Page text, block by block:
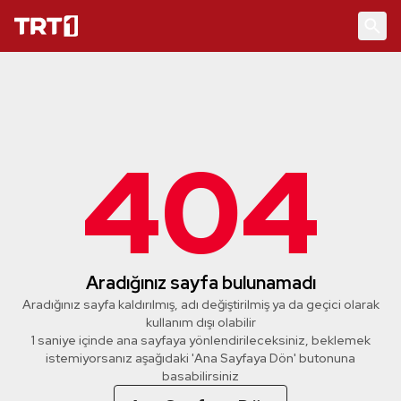
404
Aradığınız sayfa bulunamadı
Aradığınız sayfa kaldırılmış, adı değiştirilmiş ya da geçici olarak
kullanım dışı olabilir
0 saniye içinde ana sayfaya yönlendirileceksiniz, beklemek
istemiyorsanız aşağıdaki 'Ana Sayfaya Dön' butonuna
basabilirsiniz